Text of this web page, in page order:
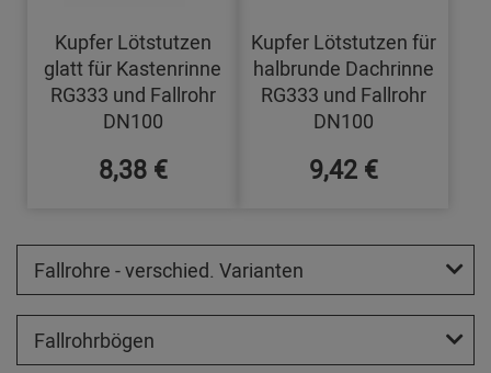
Kupfer Lötstutzen
glatt für Kastenrinne
RG333 und Fallrohr
DN100
8,38 €
Kupfer Lötstutzen für
halbrunde Dachrinne
RG333 und Fallrohr
DN100
9,42 €
Fallrohre - verschied. Varianten
Fallrohrbögen